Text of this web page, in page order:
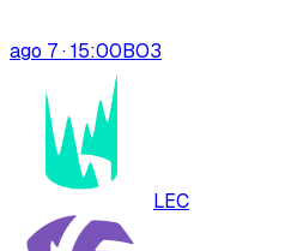
ago 7 · 15:00BO3
LEC